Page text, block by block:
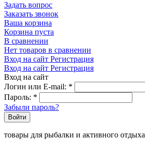
Задать вопрос
Заказать звонок
Ваша корзина
Корзина пуста
В сравнении
Нет товаров в сравнении
Вход на сайт Регистрация
Вход на сайт Регистрация
Вход на сайт
Логин или E-mail: *
Пароль: *
Забыли пароль?
Войти
товары для рыбалки и активного отдыха